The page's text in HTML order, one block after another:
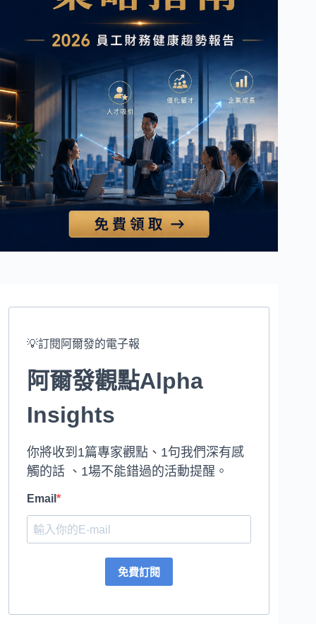
💡訂閱阿爾發的電子報
阿爾發觀點Alpha
Insights
你將收到1篇專家觀點、1句我們深有感
觸的話 、1場不能錯過的活動提醒。
Email
免費訂閱